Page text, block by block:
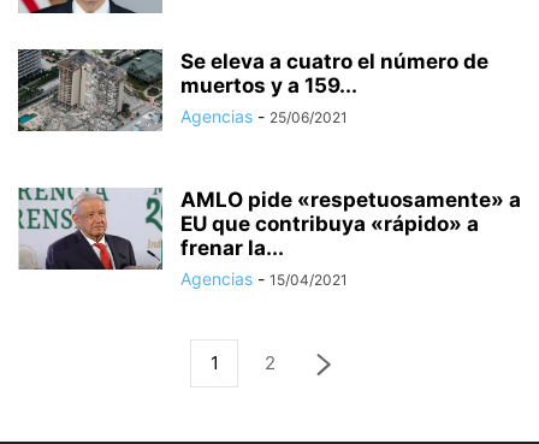
Se eleva a cuatro el número de
muertos y a 159...
Agencias - 25/06/2021
AMLO pide «respetuosamente» a
EU que contribuya «rápido» a
frenar la...
Agencias - 15/04/2021
1 2